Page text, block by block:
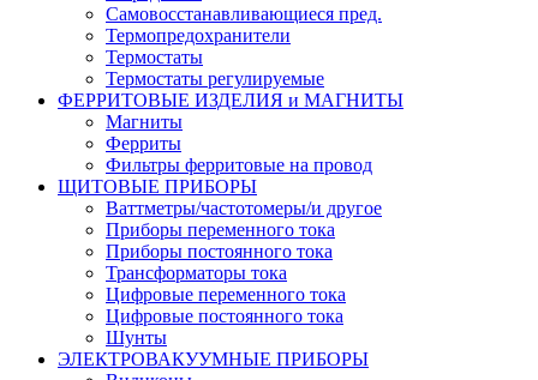
Самовосстанавливающиеся пред.
Термопредохранители
Термостаты
Термостаты регулируемые
ФЕРРИТОВЫЕ ИЗДЕЛИЯ и МАГНИТЫ
Магниты
Ферриты
Фильтры ферритовые на провод
ЩИТОВЫЕ ПРИБОРЫ
Ваттметры/частотомеры/и другое
Приборы переменного тока
Приборы постоянного тока
Трансформаторы тока
Цифровые переменного тока
Цифровые постоянного тока
Шунты
ЭЛЕКТРОВАКУУМНЫЕ ПРИБОРЫ